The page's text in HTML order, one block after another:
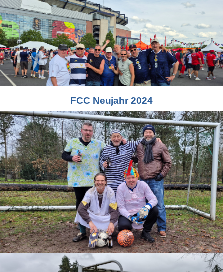
FCC Neujahr 2024